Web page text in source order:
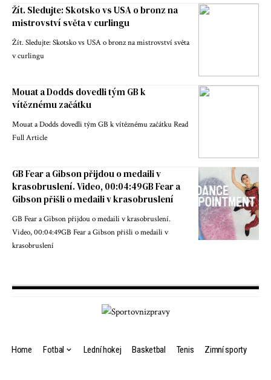
Žít. Sledujte: Skotsko vs USA o bronz na
mistrovství světa v curlingu
Žít. Sledujte: Skotsko vs USA o bronz na mistrovství světa
v curlingu
Mouat a Dodds dovedli tým GB k
vítěznému začátku
Mouat a Dodds dovedli tým GB k vítěznému začátku Read
Full Article
GB Fear a Gibson přijdou o medaili v
krasobruslení. Video, 00:04:49GB Fear a
Gibson přišli o medaili v krasobruslení
GB Fear a Gibson přijdou o medaili v krasobruslení.
Video, 00:04:49GB Fear a Gibson přišli o medaili v
krasobruslení
Home Fotbal Lední hokej Basketbal Tenis Zimní sporty